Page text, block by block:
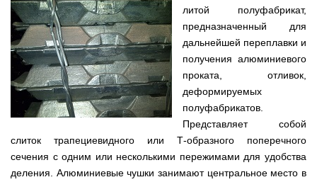
литой полуфабрикат,
предназначенный для
дальнейшей переплавки и
получения алюминиевого
проката, отливок,
деформируемых
полуфабрикатов.
Представляет собой
слиток трапециевидного или Т-образного поперечного
сечения с одним или несколькими пережимами для удобства
деления. Алюминиевые чушки занимают центральное место в